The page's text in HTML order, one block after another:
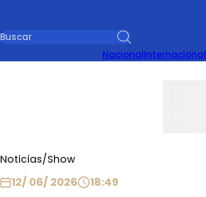
NacionalInternacional
Noticias/Show
12/ 06/ 2026 18:49